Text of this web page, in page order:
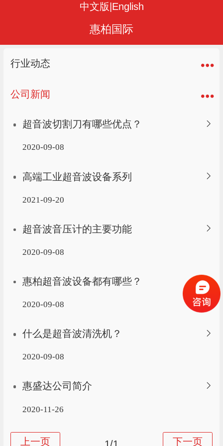
中文版 English
惠柏国际
行业动态
公司新闻
超音波切割刀有哪些优点？
2020-09-08
高端工业超音波设备系列
2021-09-20
超音波音压计的主要功能
2020-09-08
惠柏超音波设备都有哪些？
2020-09-08
什么是超音波清洗机？
2020-09-08
惠盛达公司简介
2020-11-26
1/1